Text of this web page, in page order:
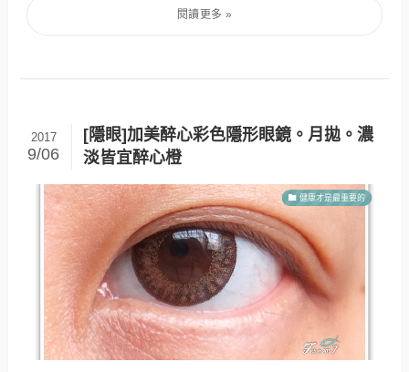
[隱眼]加美醉心彩色隱形眼鏡。月拋。濃
淡皆宜醉心橙
2017
9/06
健康才是最重要的